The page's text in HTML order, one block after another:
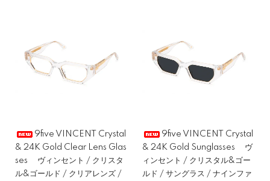
9five VINCENT Crystal
& 24K Gold Clear Lens Glas
ses ヴィンセント / クリスタ
ル&ゴールド / クリアレンズ /
9five VINCENT Crystal
& 24K Gold Sunglasses ヴ
ィンセント / クリスタル&ゴー
ルド / サングラス / ナインファ